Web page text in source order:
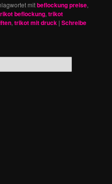
mitbeflockung preise,
beflockung,trikot
,trikot mit druck |Schreibe